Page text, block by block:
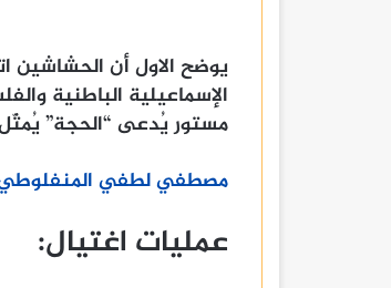
يوضح الاول أن الحشاشين
الإسماعيلية الباطنية
مستور يُدعى “الحجة” يُمثّل
مصطفي لطفي
عمليات اغتيال: